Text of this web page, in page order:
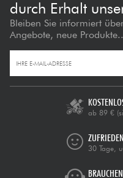
durch Erhalt
Bleiben Sie informiert
Angebote, neue
ab 89 €
30 Tage,